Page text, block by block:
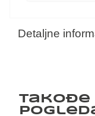
Detaljne
Takođe